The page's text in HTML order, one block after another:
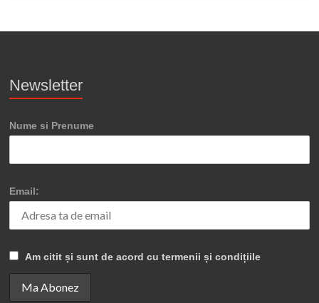
Newsletter
Nume si Prenume
Email:
Am citit și sunt de acord cu termenii și condițiile